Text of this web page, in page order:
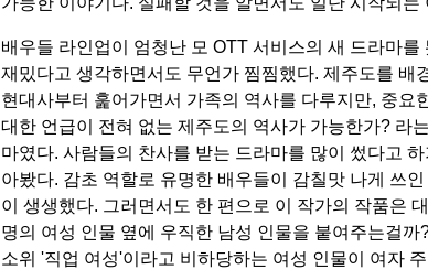
배우들 라인업이 엄청난 모 OTT 서비스의 새 드라마를
재밌다고 생각하면서도 무언가 찜찜했다. 제주도를 배
현대사부터 훑어가면서 가족의 역사를 다루지만, 중요
대한 언급이 전혀 없는 제주도의 역사가 가능한가? 라
마였다. 사람들의 찬사를 받는 드라마를 많이 썼다고
아봤다. 감초 역할로 유명한 배우들이 감칠맛 나게 쓰
이 생생했다. 그러면서도 한 편으로 이 작가의 작품은
명의 여성 인물 옆에 우직한 남성 인물을 붙여주는걸까
소위 '직업 여성'이라고 비하당하는 여성 인물이 여자